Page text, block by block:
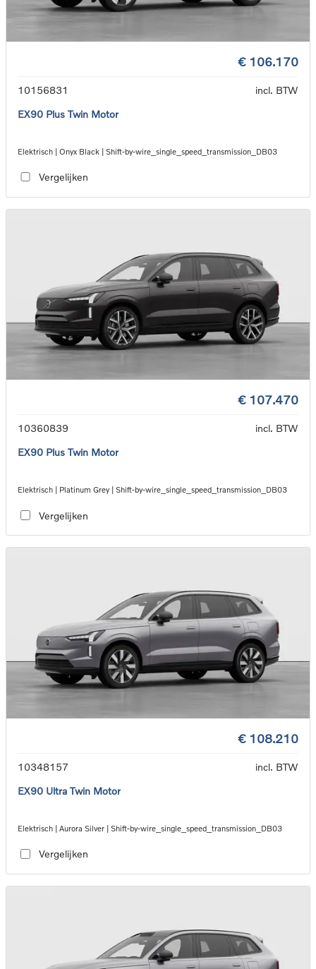
€ 106.170
10156831
incl. BTW
EX90 Plus Twin Motor
Elektrisch | Onyx Black | Shift-by-wire_single_speed_transmission_DB03
Vergelijken
€ 107.470
10360839
incl. BTW
EX90 Plus Twin Motor
Elektrisch | Platinum Grey | Shift-by-wire_single_speed_transmission_DB03
Vergelijken
€ 108.210
10348157
incl. BTW
EX90 Ultra Twin Motor
Elektrisch | Aurora Silver | Shift-by-wire_single_speed_transmission_DB03
Vergelijken